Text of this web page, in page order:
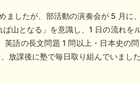
ましたが、部活動の演奏会が 5 月に
山となる」を意識し、1 日の流れを
語の長文問題 1 問以上・日本史の
放課後に塾で毎日取り組んでいました